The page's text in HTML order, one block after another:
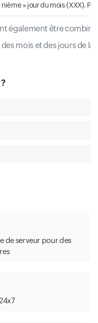
également être
mois et des jours de
» jour du mois (XXX).
de serveur pour des